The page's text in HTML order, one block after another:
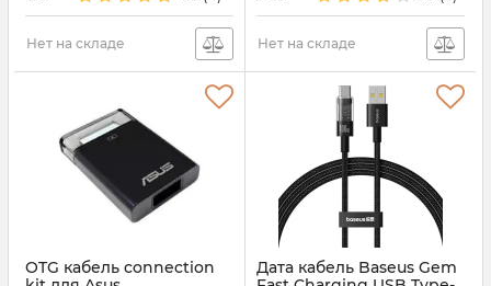
Нет на складе Нет на складе
OTG кабель connection
Дата кабель Baseus Gem